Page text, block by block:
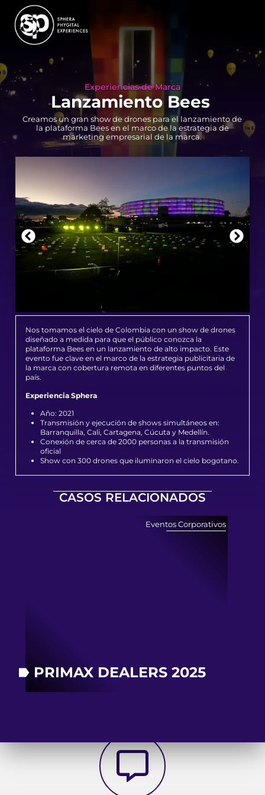
Experiencias de Marca
Lanzamiento Bees
Creamos un gran show de drones para el lanzamiento de
la plataforma Bees en el marco de la estrategia de
marketing empresarial de la marca.
Nos tomamos el cielo de Colombia con un show de drones
diseñado a medida para que el público conozca la
plataforma Bees en un lanzamiento de alto impacto. Este
evento fue clave en el marco de la estrategia publicitaria de
la marca con cobertura remota en diferentes puntos del
país.
Experiencia Sphera
Año: 2021
Transmisión y ejecución de shows simultáneos en:
Barranquilla, Cali, Cartagena, Cúcuta y Medellín.
Conexión de cerca de 2000 personas a la transmisión
oficial
Show con 300 drones que iluminaron el cielo bogotano.
CASOS RELACIONADOS
Eventos Corporativos
PRIMAX DEALERS 2025